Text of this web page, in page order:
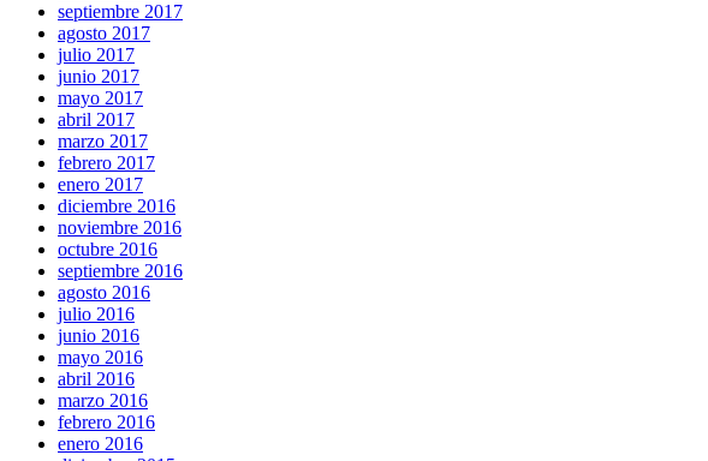
septiembre 2017
agosto 2017
julio 2017
junio 2017
mayo 2017
abril 2017
marzo 2017
febrero 2017
enero 2017
diciembre 2016
noviembre 2016
octubre 2016
septiembre 2016
agosto 2016
julio 2016
junio 2016
mayo 2016
abril 2016
marzo 2016
febrero 2016
enero 2016